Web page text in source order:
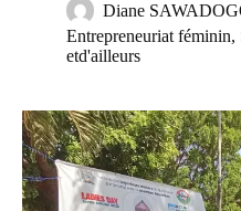
Diane
Entrepreneuriat féminin,
etd'ailleurs